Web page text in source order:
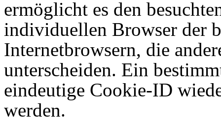
ermöglicht es den
individuellen Browser der
Internetbrowsern, die
unterscheiden. Ein
eindeutige Cookie-ID
werden.